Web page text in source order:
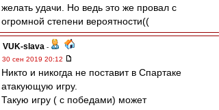
желать удачи. Но ведь это же провал с
огромной степени вероятности((
VUK-slava -
30 сен 2019 20:12
Никто и никогда не поставит в Спартаке
атакующую игру.
Такую игру ( с победами) может